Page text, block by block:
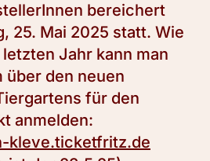
bereichert
25. Mai 2025 statt. Wie
Jahr kann man
über den neuen
für den
anmelden:
kleve.ticketfritz.de